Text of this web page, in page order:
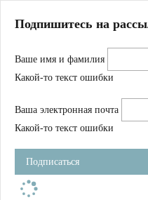
Магазин
Журнал
Школа
Устав
Фильмы
Имена
Тэги
Подпишитесь на
Ваше имя и фамилия
Какой-то текст ошибки
Ваша электронная почта
Какой-то текст ошибки
Подписаться